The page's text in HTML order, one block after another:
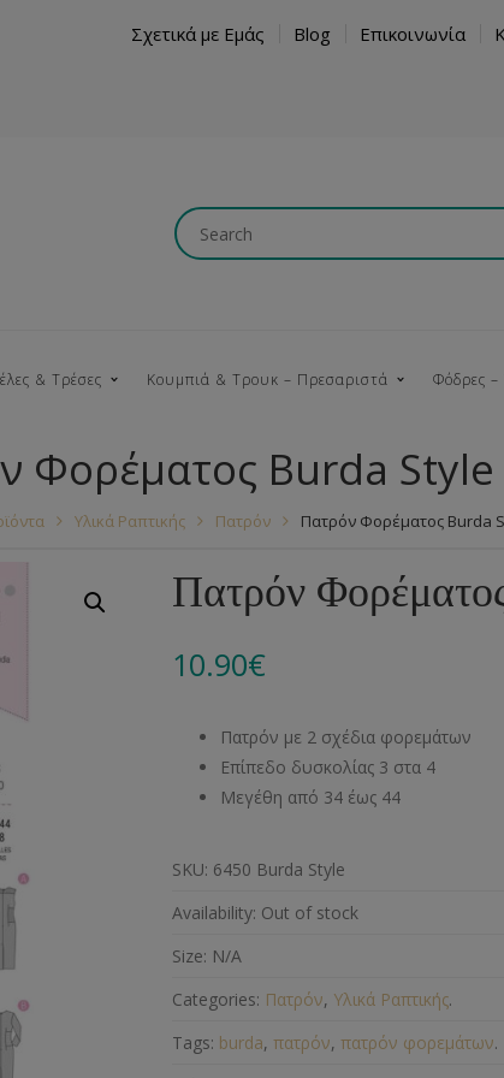
Σχετικά με Εμάς Blog Επικοινωνία
Κουμπώματα
Αλυσίδες
Μεταλλικά Εξαρτήματα
Νήματα
Αξεσουάρ
& Τρέσες
Βαμβακερές
Μπροντερί
Ελαστικές
Κρόσια
Φυτίλια- Κορδόνια
Διάφορες Τρέσες
Κουμπιά & Τρουκ – Πρεσαριστά
Ξύλινα
Πουκαμίσου
Στρας
Μοντγκόμερι
Άλλα Υλικά
Φόδρες
Φορέματος Burda Style
Υλικά Ραπτικής Πατρόν Πατρόν Φορέματος Burda
Πατρόν
10.90€
Πατρόν με 2 σχέδια φορεμάτων
Επίπεδο δυσκολίας 3 στα 4
Μεγέθη από 34 έως 44
SKU: 6450 Burda Style
Availability: Out of stock
Size: N/A
Categories: Πατρόν, Υλικά Ραπτικής.
Tags: burda,πατρόν,πατρόν φορεμάτων.